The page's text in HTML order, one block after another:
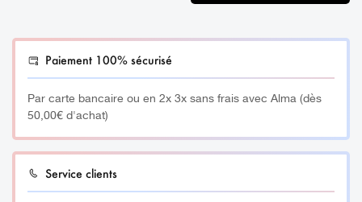
Taille:13 cm
Paiement 100% sécurisé
Par carte bancaire ou en 2x 3x sans frais avec Alma (dès
50,00€ d'achat)
Service clients